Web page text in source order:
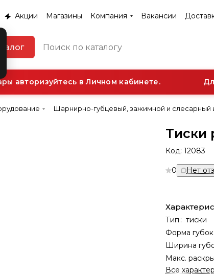
Акции Магазины Компания Вакансии
в Личном кабинете.
Шарнирно-губцевый, зажимной и слесарный
Тиски
Код:12083
0 Нет
Тип : тиски
Форма
Ширина
Макс.
Все